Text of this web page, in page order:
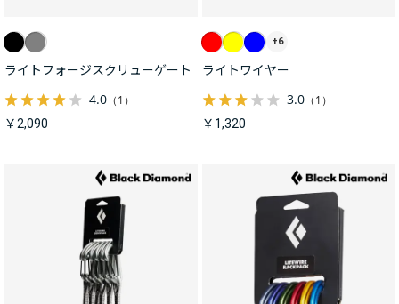
ライトフォージスクリューゲート
4.0 （1）
￥2,090
+6
ライトワイヤー
3.0（1）
￥1,320